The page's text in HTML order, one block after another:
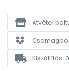
Átvétel
Kiszállítás: